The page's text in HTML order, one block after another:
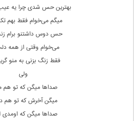
بهترین حس شدی چرا یه
میگم می‌خوام فقط بهم
حس دوس داشتنو برام
می‌خوام وقتی‌ از همه
فقط زنگ بزنی‌ به منو
ولی
صداها میگن که تو هم
میگن آخرش که تو هم
صداها میگن که اومدی